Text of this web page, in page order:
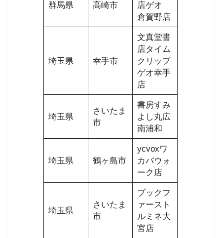
群馬県 高崎市
店ゲオ
倉賀野店
埼玉県 幸手市
文真堂書
店タイム
クリップ
ゲオ幸手
店
埼玉県
さいたま
市
書房すみ
よし丸広
南浦和
埼玉県 鶴ヶ島市
ycvoxワ
カバウォ
ーク店
埼玉県
さいたま
市
ブックフ
ァースト
ルミネ大
宮店